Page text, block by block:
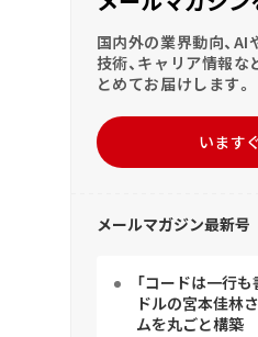
国内外の業界動向、
技術、キャリア情報
とめてお届けします。
います
メールマガジン最新号
「コードは一行
ドルの宮本佳林
ムを丸ごと構築